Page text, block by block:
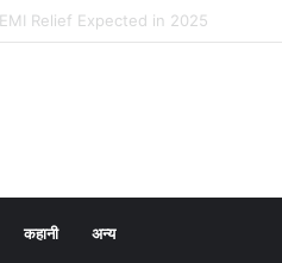
Vaccination for Males is Critical
कहानी अन्य